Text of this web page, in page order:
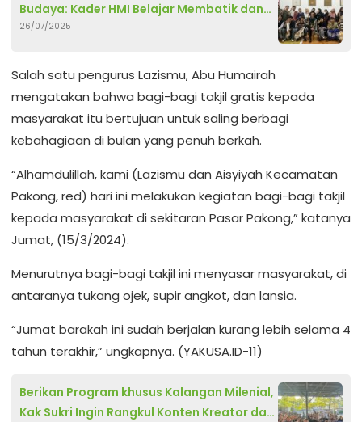
Budaya: Kader HMI Belajar Membatik dan
Lestarikan Identitas Lokal
26/07/2025
Salah satu pengurus Lazismu, Abu Humairah
mengatakan bahwa bagi-bagi takjil gratis kepada
masyarakat itu bertujuan untuk saling berbagi
kebahagiaan di bulan yang penuh berkah.
“Alhamdulillah, kami (Lazismu dan Aisyiyah Kecamatan
Pakong, red) hari ini melakukan kegiatan bagi-bagi takjil
kepada masyarakat di sekitaran Pasar Pakong,” katanya
Jumat, (15/3/2024).
Menurutnya bagi-bagi takjil ini menyasar masyarakat, di
antaranya tukang ojek, supir angkot, dan lansia.
“Jumat barakah ini sudah berjalan kurang lebih selama 4
tahun terakhir,” ungkapnya. (YAKUSA.ID-11)
Berikan Program khusus Kalangan Milenial,
Kak Sukri Ingin Rangkul Konten Kreator dan